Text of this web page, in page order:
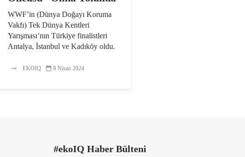
WWF’in (Dünya Doğayı Koruma
Vakfı) Tek Dünya Kentleri
Yarışması’nın Türkiye finalistleri
Antalya, İstanbul ve Kadıköy oldu.
belediyesinden biri, kent ve iklim
EKOIQ 8 Nisan 2024
#ekoIQ Haber Bülteni